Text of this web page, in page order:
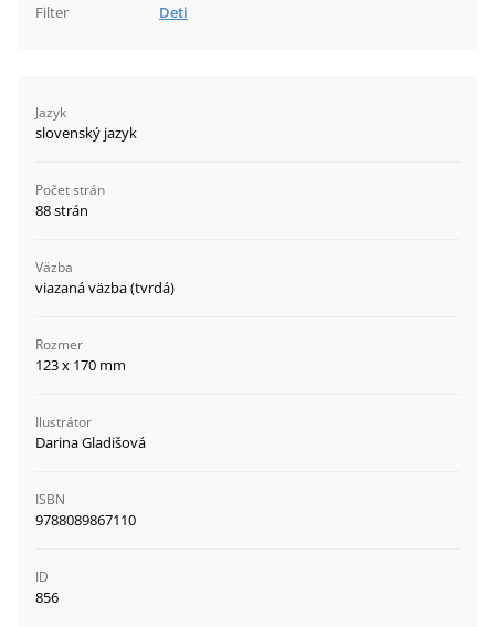
Filter Deti
Jazyk
slovenský jazyk
Počet strán
88 strán
Väzba
viazaná väzba (tvrdá)
Rozmer
123 x 170 mm
Ilustrátor
Darina Gladišová
ISBN
9788089867110
ID
856